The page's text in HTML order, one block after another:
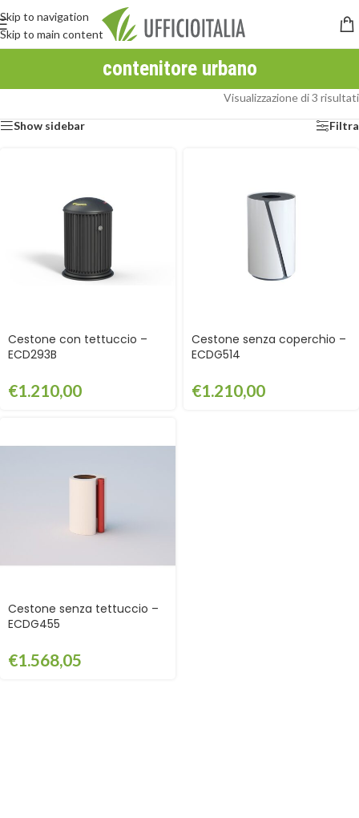
Skip to navigation
Skip to main content
contenitore urbano
Visualizzazione di 3 risultati
Show sidebar Filtra
Cestone con tettuccio –
ECD293B
€1.210,00
Cestone senza coperchio –
ECDG514
€1.210,00
Cestone senza tettuccio –
ECDG455
€1.568,05